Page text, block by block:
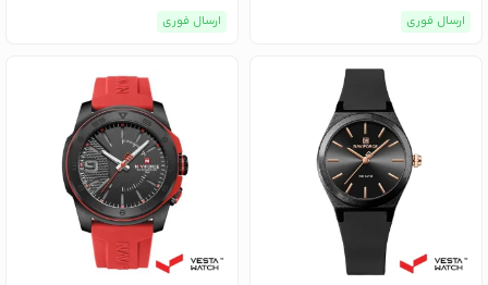
ارسال فوری ارسال فوری